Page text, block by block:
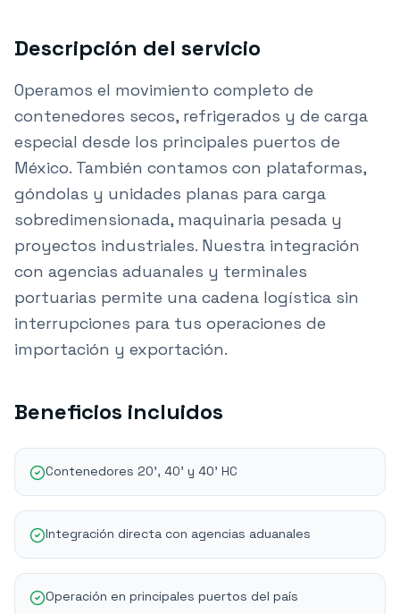
Descripción del servicio
Operamos el movimiento completo de
contenedores secos, refrigerados y de carga
especial desde los principales puertos de
México. También contamos con plataformas,
góndolas y unidades planas para carga
sobredimensionada, maquinaria pesada y
proyectos industriales. Nuestra integración
con agencias aduanales y terminales
portuarias permite una cadena logística sin
interrupciones para tus operaciones de
importación y exportación.
Beneficios incluidos
Contenedores 20', 40' y 40' HC
Integración directa con agencias aduanales
Operación en principales puertos del país